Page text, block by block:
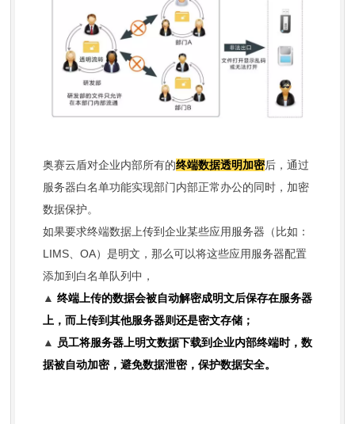
奥赛云盾对企业内部所有的终端数据透明加密后，通过
服务器白名单功能实现部门内部正常办公的同时，加密
数据保护。
如果要求终端数据上传到企业某些应用服务器（比如：
LIMS、OA）是明文，那么可以将这些应用服务器配置
添加到白名单队列中，
▲ 终端上传的数据会被自动解密成明文后保存在服务器
上，而上传到其他服务器则还是密文存储；
▲ 员工将服务器上明文数据下载到企业内部终端时，数
据被自动加密，避免数据泄密，保护数据安全。